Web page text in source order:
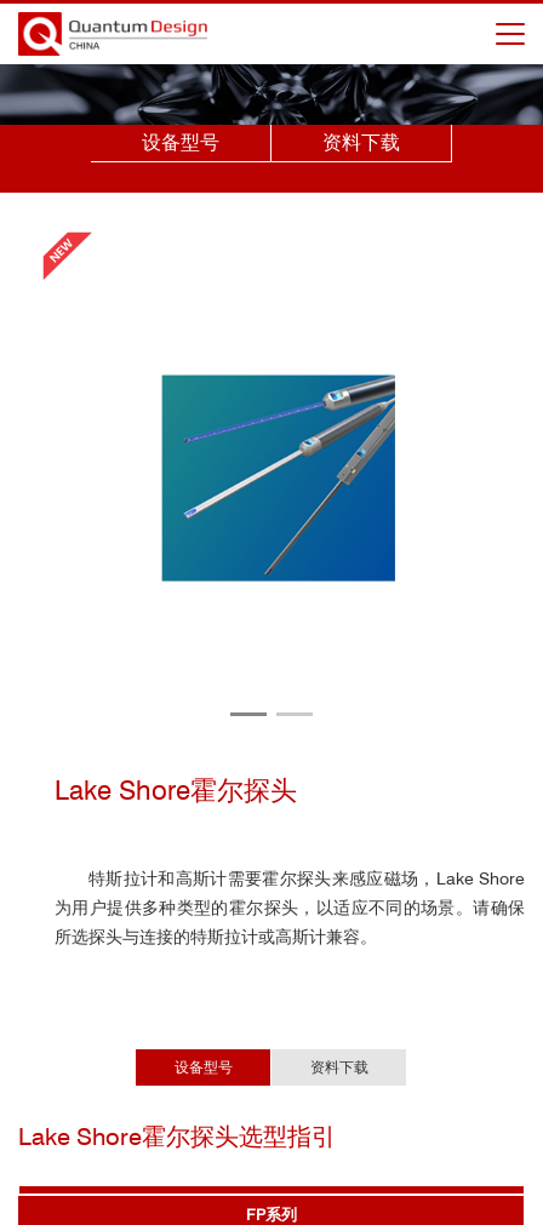
设备型号 资料下载
Lake Shore霍尔探头
特斯拉计和高斯计需要霍尔探头来感应磁场，Lake Shore
为用户提供多种类型的霍尔探头 ，以适应不同的场景。请确保
所选探头与连接的特斯拉计或高斯计兼容。
设备型号 资料下载
Lake Shore霍尔探头选型指引
FP系列
Lake Shore霍尔探头产品册.pdf